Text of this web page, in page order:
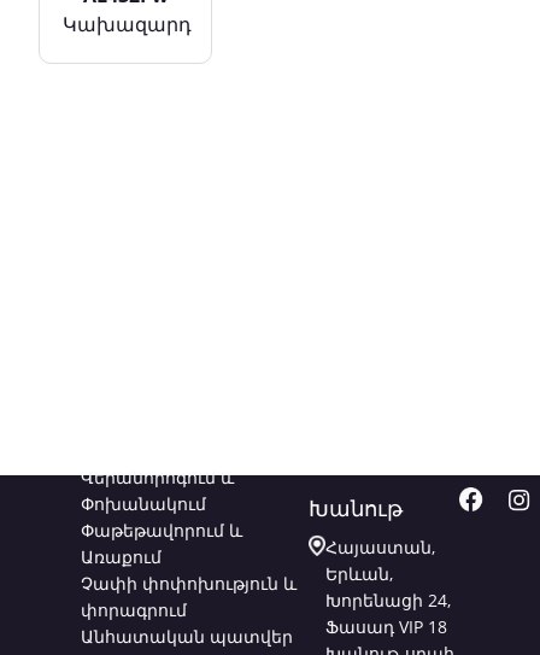
Կախազարդ
Վերանորոգում և
Փոխանակում
Փաթեթավորում և
Առաքում
Չափի փոփոխություն և
փորագրում
Անհատական պատվեր
Խանութ
Հայաստան,
Երևան,
Խորենացի 24,
Ֆասադ VIP 18